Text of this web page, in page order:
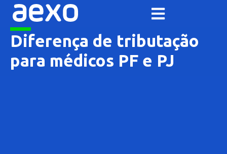
Diferença de tributação
para médicos PF e PJ